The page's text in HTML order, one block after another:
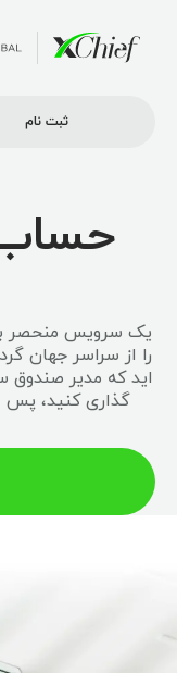
امتیازات
نمایه شرکت
همکاری
ثبت نام
یک سرویس منحصر به
را از سراسر جهان
اید که مدیر صندوق
گذاری کنید،